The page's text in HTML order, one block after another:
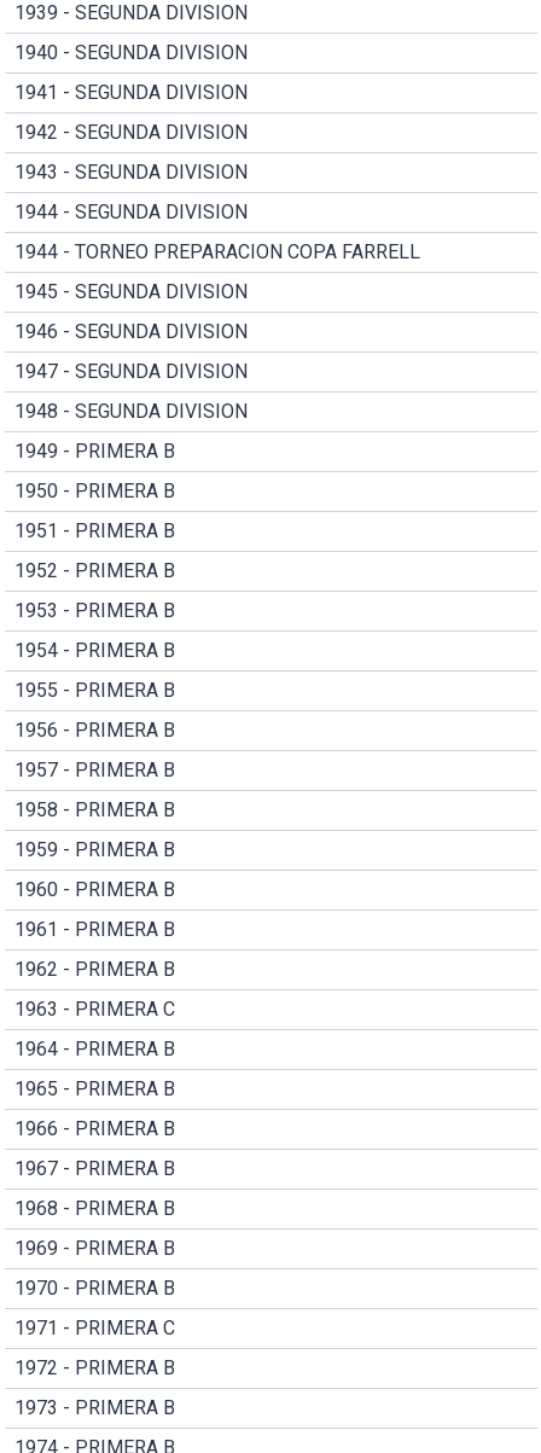
1939 - SEGUNDA DIVISION
1940 - SEGUNDA DIVISION
1941 - SEGUNDA DIVISION
1942 - SEGUNDA DIVISION
1943 - SEGUNDA DIVISION
1944 - SEGUNDA DIVISION
1944 - TORNEO PREPARACION COPA FARRELL
1945 - SEGUNDA DIVISION
1946 - SEGUNDA DIVISION
1947 - SEGUNDA DIVISION
1948 - SEGUNDA DIVISION
1949 - PRIMERA B
1950 - PRIMERA B
1951 - PRIMERA B
1952 - PRIMERA B
1953 - PRIMERA B
1954 - PRIMERA B
1955 - PRIMERA B
1956 - PRIMERA B
1957 - PRIMERA B
1958 - PRIMERA B
1959 - PRIMERA B
1960 - PRIMERA B
1961 - PRIMERA B
1962 - PRIMERA B
1963 - PRIMERA C
1964 - PRIMERA B
1965 - PRIMERA B
1966 - PRIMERA B
1967 - PRIMERA B
1968 - PRIMERA B
1969 - PRIMERA B
1970 - PRIMERA B
1971 - PRIMERA C
1972 - PRIMERA B
1973 - PRIMERA B
1974 - PRIMERA B